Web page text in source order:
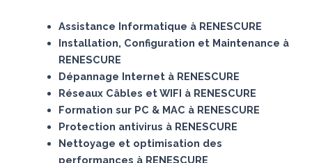
Assistance Informatique à RENESCURE
Installation, Configuration et Maintenance à
RENESCURE
Dépannage Internet à RENESCURE
Réseaux Câbles et WIFI à RENESCURE
Formation sur PC & MAC à RENESCURE
Protection antivirus à RENESCURE
Nettoyage et optimisation des
performances à RENESCURE